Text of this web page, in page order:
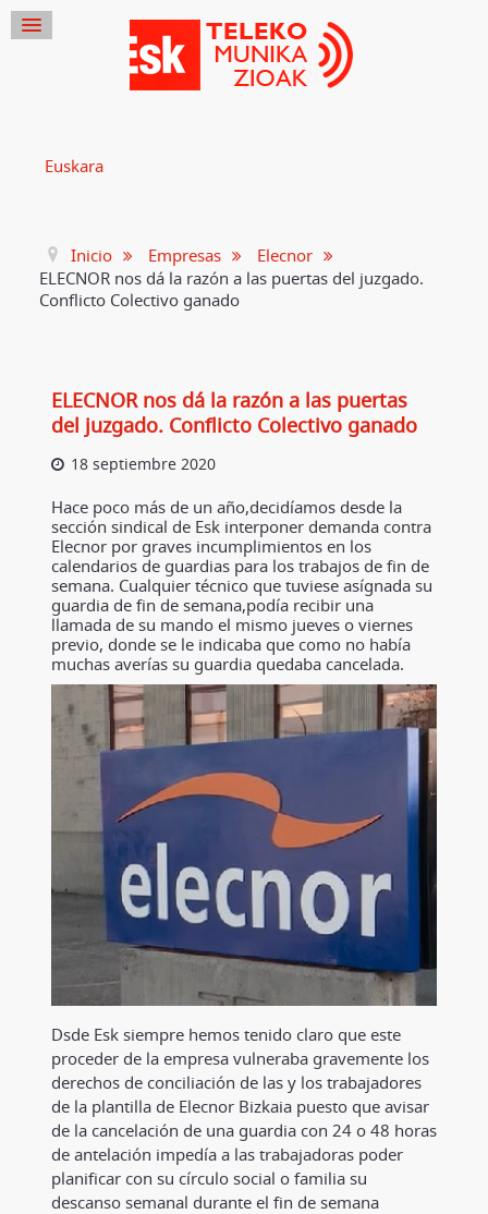
Euskara
Inicio Empresas
Elecnor
ELECNOR nos dá la razón a las puertas del juzgado.
Conflicto Colectivo ganado
ELECNOR nos dá la razón a las puertas
del juzgado. Conflicto Colectivo ganado
18 septiembre 2020
Hace poco más de un año,decidíamos desde la
sección sindical de Esk interponer demanda contra
Elecnor por graves incumplimientos en los
calendarios de guardias para los trabajos de fin de
semana. Cualquier técnico que tuviese asígnada su
guardia de fin de semana,podía recibir una
llamada de su mando el mismo jueves o viernes
previo, donde se le indicaba que como no había
muchas averías su guardia quedaba cancelada.
Dsde Esk siempre hemos tenido claro que este
proceder de la empresa vulneraba gravemente los
derechos de conciliación de las y los trabajadores
de la plantilla de Elecnor Bizkaia puesto que avisar
de la cancelación de una guardia con 24 o 48 horas
de antelación impedía a las trabajadoras poder
planificar con su círculo social o familia su
descanso semanal durante el fin de semana